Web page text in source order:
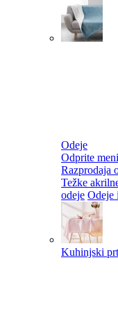
Odeje
Odprite meni
Razprodaja
Težke
odeje Odeje
Kuhinjski